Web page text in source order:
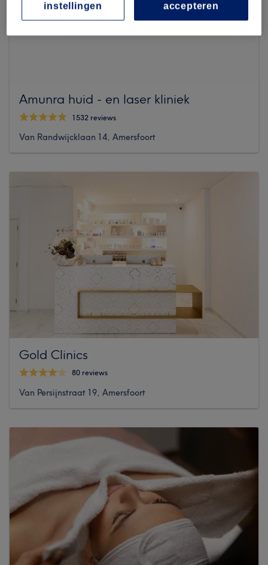
Amunra huid - en laser kliniek
1532 reviews
Van Randwijcklaan 14, Amersfoort
Gold Clinics
80 reviews
Van Persijnstraat 19, Amersfoort
accepteren
instellingen